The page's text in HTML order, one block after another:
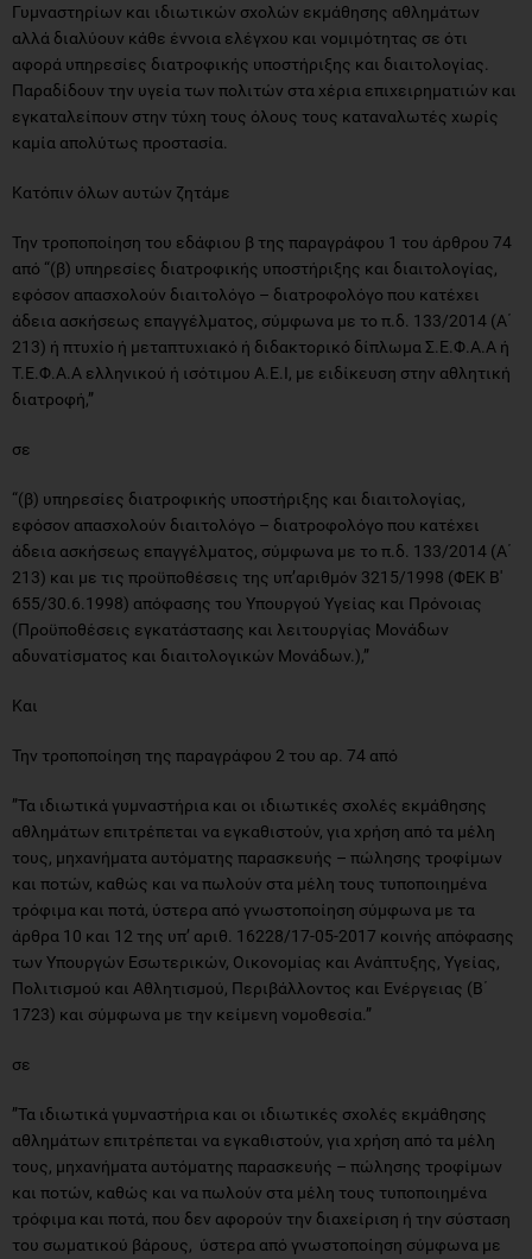
Γυμναστηρίων και ιδιωτικών σχολών εκμάθησης αθλημάτων
αλλά διαλύουν κάθε έννοια ελέγχου και νομιμότητας σε ότι
αφορά υπηρεσίες διατροφικής υποστήριξης και διαιτολογίας.
Παραδίδουν την υγεία των πολιτών στα χέρια επιχειρηματιών και
εγκαταλείπουν στην τύχη τους όλους τους καταναλωτές χωρίς
καμία απολύτως προστασία.
Κατόπιν όλων αυτών ζητάμε
Την τροποποίηση του εδάφιου β της παραγράφου 1 του άρθρου 74
από “(β) υπηρεσίες διατροφικής υποστήριξης και διαιτολογίας,
εφόσον απασχολούν διαιτολόγο – διατροφολόγο που κατέχει
άδεια ασκήσεως επαγγέλματος, σύμφωνα με το π.δ. 133/2014 (Α΄
213) ή πτυχίο ή μεταπτυχιακό ή διδακτορικό δίπλωμα Σ.Ε.Φ.Α.Α ή
Τ.Ε.Φ.Α.Α ελληνικού ή ισότιμου Α.Ε.Ι, με ειδίκευση στην αθλητική
διατροφή,”
σε
“(β) υπηρεσίες διατροφικής υποστήριξης και διαιτολογίας,
εφόσον απασχολούν διαιτολόγο – διατροφολόγο που κατέχει
άδεια ασκήσεως επαγγέλματος, σύμφωνα με το π.δ. 133/2014 (Α΄
213) και με τις προϋποθέσεις της υπ’αριθμόν 3215/1998 (ΦΕΚ Β'
655/30.6.1998) απόφασης του Υπουργού Υγείας και Πρόνοιας
(Προϋποθέσεις εγκατάστασης και λειτουργίας Μονάδων
αδυνατίσματος και διαιτολογικών Μονάδων.),”
Και
Την τροποποίηση της παραγράφου 2 του αρ. 74 από
”Τα ιδιωτικά γυμναστήρια και οι ιδιωτικές σχολές εκμάθησης
αθλημάτων επιτρέπεται να εγκαθιστούν, για χρήση από τα μέλη
τους, μηχανήματα αυτόματης παρασκευής – πώλησης τροφίμων
και ποτών, καθώς και να πωλούν στα μέλη τους τυποποιημένα
τρόφιμα και ποτά, ύστερα από γνωστοποίηση σύμφωνα με τα
άρθρα 10 και 12 της υπ’ αριθ. 16228/17-05-2017 κοινής απόφασης
των Υπουργών Εσωτερικών, Οικονομίας και Ανάπτυξης, Υγείας,
Πολιτισμού και Αθλητισμού, Περιβάλλοντος και Ενέργειας (Β΄
1723) και σύμφωνα με την κείμενη νομοθεσία.”
σε
”Τα ιδιωτικά γυμναστήρια και οι ιδιωτικές σχολές εκμάθησης
αθλημάτων επιτρέπεται να εγκαθιστούν, για χρήση από τα μέλη
τους, μηχανήματα αυτόματης παρασκευής – πώλησης τροφίμων
και ποτών, καθώς και να πωλούν στα μέλη τους τυποποιημένα
τρόφιμα και ποτά, που δεν αφορούν την διαχείριση ή την σύσταση
του σωματικού βάρους, ύστερα από γνωστοποίηση σύμφωνα με